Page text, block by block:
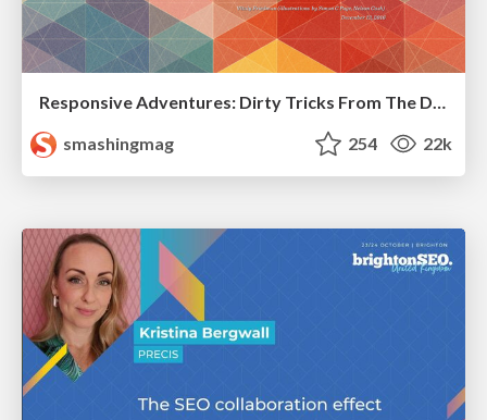
Responsive Adventures: Dirty Tricks From The Dark Corners of Front-End
smashingmag
254 22k